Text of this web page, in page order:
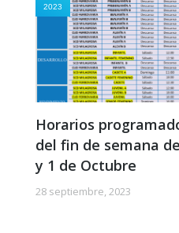
2023
Horarios
del fin de semana
y 1 de Octubre
28 septiembre, 2023